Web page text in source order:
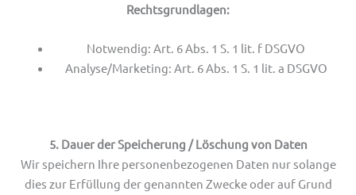
Rechtsgrundlagen:
Notwendig: Art. 6 Abs. 1 S. 1 lit. f DSGVO
Analyse/Marketing: Art. 6 Abs. 1 S. 1 lit. a DSGVO
5. Dauer der Speicherung / Löschung von Daten
Wir speichern Ihre personenbezogenen Daten nur solange
dies zur Erfüllung der genannten Zwecke oder auf Grund